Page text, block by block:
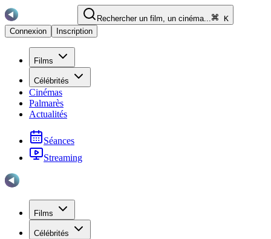
Rechercher un film, un cinéma...
K
Connexion
Inscription
Films
Célébrités
Cinémas
Palmarès
Actualités
Séances
Streaming
Films
Célébrités